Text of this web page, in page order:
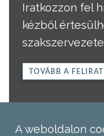
Iratkozzon fel
kézből
TOVÁBB A
A weboldalon